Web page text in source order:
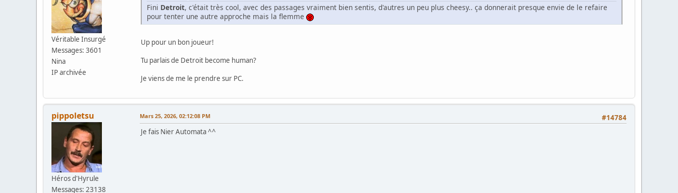
Véritable Insurgé
Messages: 3601
Nina
IP archivée
Fini Detroit, c'était très cool, avec des passages vraiment bien sentis, d'autres un peu plus cheesy.. ça donnerait presque envie de le refaire
pour tenter une autre approche mais la flemme
Up pour un bon joueur!
Tu parlais de Detroit become human?
Je viens de me le prendre sur PC.
pippoletsu
Héros d'Hyrule
Messages: 23138
#14784
Mars 25, 2026, 02:12:08 PM
Je fais Nier Automata ^^